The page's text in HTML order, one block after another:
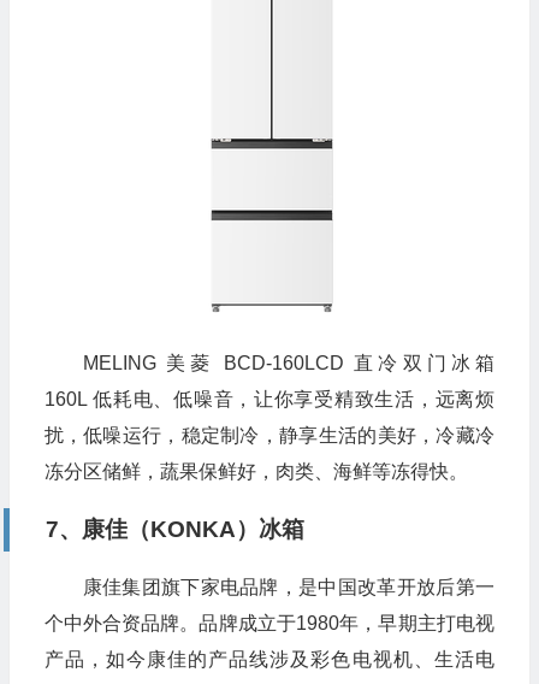
MELING 美菱 BCD-160LCD 直冷双门冰箱
160L 低耗电、低噪音，让你享受精致生活，远离烦
扰，低噪运行，稳定制冷，静享生活的美好，冷藏冷
冻分区储鲜，蔬果保鲜好，肉类、海鲜等冻得快。
7、康佳（KONKA）冰箱
康佳集团旗下家电品牌，是中国改革开放后第一
个中外合资品牌。品牌成立于1980年，早期主打电视
产品，如今康佳的产品线涉及彩色电视机、生活电